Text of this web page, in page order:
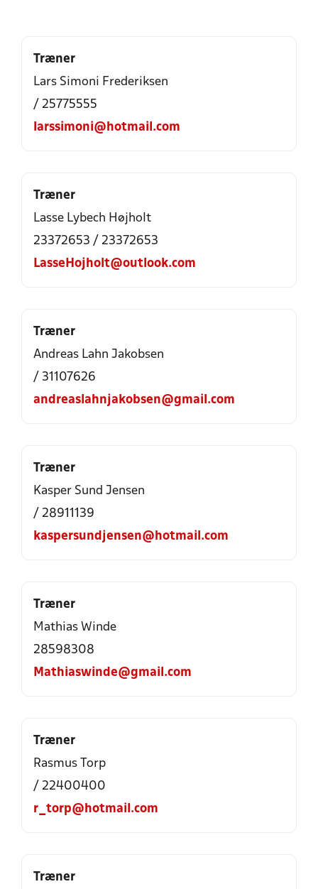
Træner
Lars Simoni Frederiksen
/ 25775555
larssimoni@hotmail.com
Træner
Lasse Lybech Højholt
23372653 / 23372653
LasseHojholt@outlook.com
Træner
Andreas Lahn Jakobsen
/ 31107626
andreaslahnjakobsen@gmail.com
Træner
Kasper Sund Jensen
/ 28911139
kaspersundjensen@hotmail.com
Træner
Mathias Winde
28598308
Mathiaswinde@gmail.com
Træner
Rasmus Torp
/ 22400400
r_torp@hotmail.com
Træner